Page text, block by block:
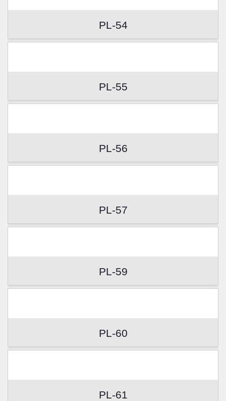
PL-54
PL-55
PL-56
PL-57
PL-59
PL-60
PL-61